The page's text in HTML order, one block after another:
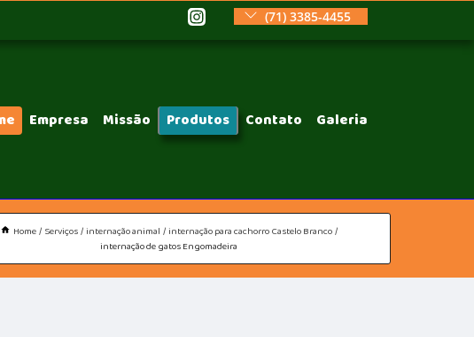
(71) 3385-4455
Empresa Missão Produtos Contato Galeria
Home Serviços internação animal
internação para cachorro Castelo Branco
internação de gatos Engomadeira